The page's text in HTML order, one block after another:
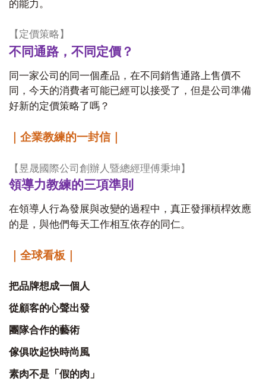
的能力。
【定價策略】
不同通路，不同定價？
同一家公司的同一個產品，在不同銷售通路上售價不
同，今天的消費者可能已經可以接受了，但是公司準備
好新的定價策略了嗎？
｜企業教練的一封信｜
【昱晟國際公司創辦人暨總經理傅秉坤】
領導力教練的三項準則
在領導人行為發展與改變的過程中，真正發揮槓桿效應
的是，與他們每天工作相互依存的同仁。
｜全球看板｜
把品牌想成一個人
從顧客的心聲出發
團隊合作的藝術
傢俱吹起快時尚風
素肉不是「假的肉」